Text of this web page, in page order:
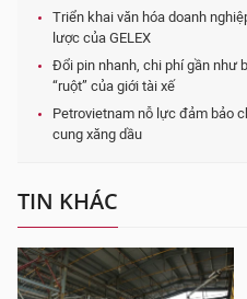
Triển khai văn hóa doanh
lược của GELEX
Đổi pin nhanh, chi phí gần như
“ruột” của giới tài xế
Petrovietnam nỗ lực đảm bảo
cung xăng dầu
TIN KHÁC